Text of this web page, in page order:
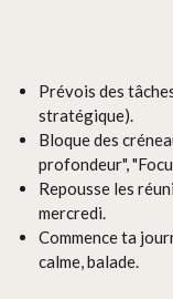
Prévois des
stratégique).
Bloque des
profondeur",
Repousse les
mercredi.
Commence ta
calme, balade.